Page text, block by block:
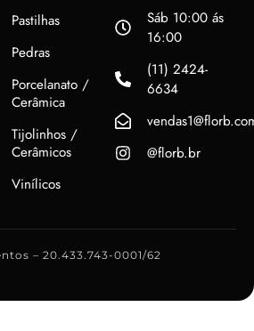
Pastilhas
Pedras
Porcelanato /
Cerâmica
Tijolinhos /
Cerâmicos
Vinílicos
Sáb 10:00 ás
16:00
(11) 2424-
6634
@florb.br
– 20.433.743-0001/62